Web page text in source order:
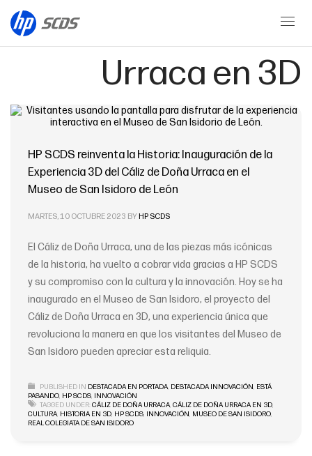
Cáliz de Doña
Urraca en 3D
HP SCDS reinventa la Historia: Inauguración de la
Experiencia 3D del Cáliz de Doña Urraca en el
Museo de San Isidoro de León
MARTES, 10 OCTUBRE 2023 BYHP SCDS
El Cáliz de Doña Urraca, una de las piezas más icónicas
de la historia, ha vuelto a cobrar vida gracias a HP SCDS
y su compromiso con la cultura y la innovación. Hoy se ha
inaugurado en el Museo de San Isidoro, el proyecto del
Cáliz de Doña Urraca en 3D, una experiencia única que
revoluciona la manera en que los visitantes del Museo de
San Isidoro pueden apreciar esta reliquia.
PUBLISHED IN DESTACADA EN PORTADA, DESTACADA INNOVACIÓN, ESTÁ
PASANDO, HP SCDS, INNOVACIÓN
TAGGED UNDER:CÁLIZ DE DOÑA URRACA, CÁLIZ DE DOÑA URRACA EN 3D,
CULTURA, HISTORIA EN 3D, HP SCDS, INNOVACIÓN, MUSEO DE SAN ISIDORO,
REAL COLEGIATA DE SAN ISIDORO